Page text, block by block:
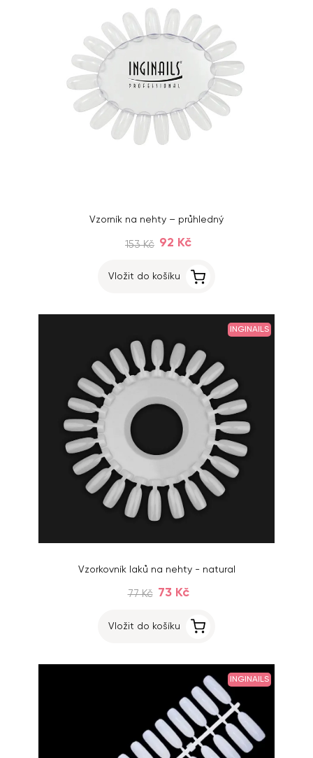
Vzorník na nehty – průhledný
153 Kč 92 Kč
Vložit do košíku
INGINAILS
Vzorkovník laků na nehty - natural
77 Kč 73 Kč
Vložit do košíku
INGINAILS